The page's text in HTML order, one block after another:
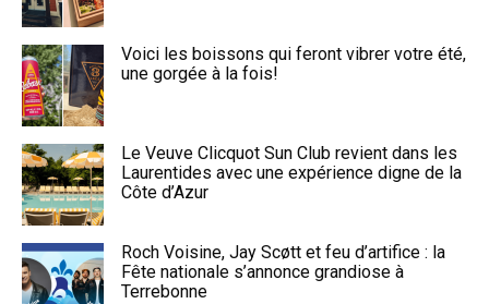
Voici les boissons qui feront vibrer votre été,
une gorgée à la fois!
Le Veuve Clicquot Sun Club revient dans les
Laurentides avec une expérience digne de la
Côte d’Azur
Roch Voisine, Jay Scøtt et feu d’artifice : la
Fête nationale s’annonce grandiose à
Terrebonne